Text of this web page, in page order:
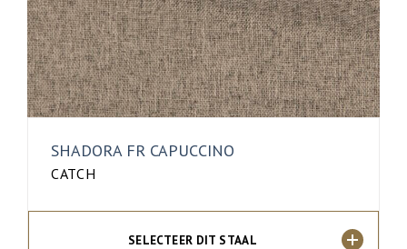
SHADORA FR CAPUCCINO
CATCH
SELECTEER DIT STAAL